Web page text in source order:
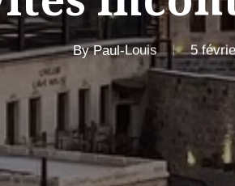
By Paul-Louis 5